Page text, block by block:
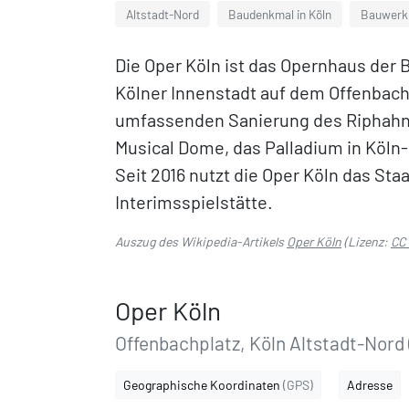
Altstadt-Nord Baudenkmal in Köln
Die Oper Köln ist das Opernhaus
Kölner Innenstadt auf dem
umfassenden Sanierung des
Musical Dome, das Palladium in
Seit 2016 nutzt die Oper Köln das
Interimsspielstätte.
Auszug des Wikipedia-ArtikelsOper Köln(Lizenz:
Oper Köln
Offenbachplatz, Köln Altstadt-Nord
Geographische Koordinaten (GPS) Adresse